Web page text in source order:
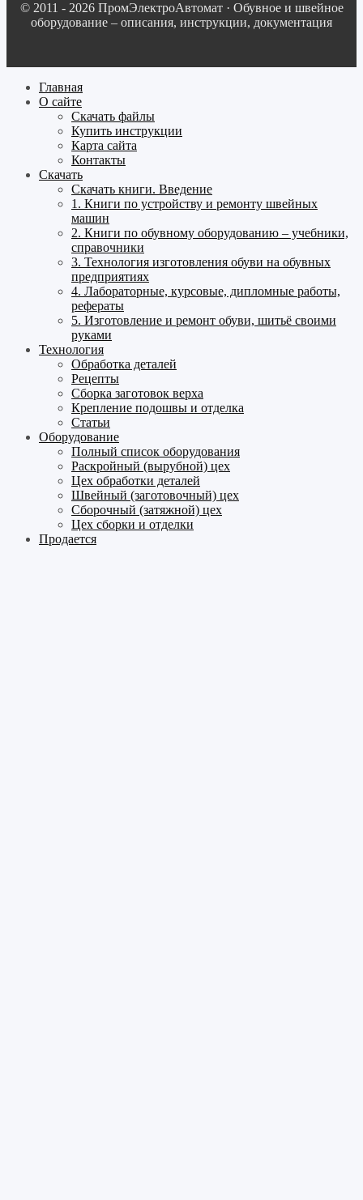
© 2011 - 2026 ПромЭлектроАвтомат · Обувное и швейное
оборудование – описания, инструкции, документация
Главная
О сайте
Скачать файлы
Купить инструкции
Карта сайта
Контакты
Скачать
Скачать книги. Введение
1. Книги по устройству и ремонту швейных
машин
2. Книги по обувному оборудованию – учебники,
справочники
3. Технология изготовления обуви на обувных
предприятиях
4. Лабораторные, курсовые, дипломные работы,
рефераты
5. Изготовление и ремонт обуви, шитьё своими
руками
Технология
Обработка деталей
Рецепты
Сборка заготовок верха
Крепление подошвы и отделка
Статьи
Оборудование
Полный список оборудования
Раскройный (вырубной) цех
Цех обработки деталей
Швейный (заготовочный) цех
Сборочный (затяжной) цех
Цех сборки и отделки
Продается